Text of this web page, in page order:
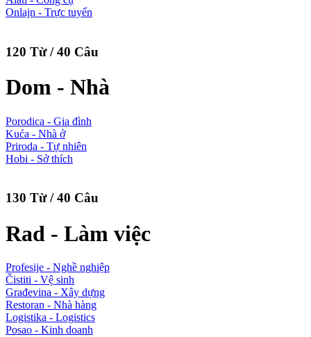
Onlajn - Trực tuyến
120 Từ / 40 Câu
Dom - Nhà
Porodica - Gia đình
Kuća - Nhà ở
Priroda - Tự nhiên
Hobi - Sở thích
130 Từ / 40 Câu
Rad - Làm việc
Profesije - Nghề nghiệp
Čistiti - Vệ sinh
Građevina - Xây dựng
Restoran - Nhà hàng
Logistika - Logistics
Posao - Kinh doanh